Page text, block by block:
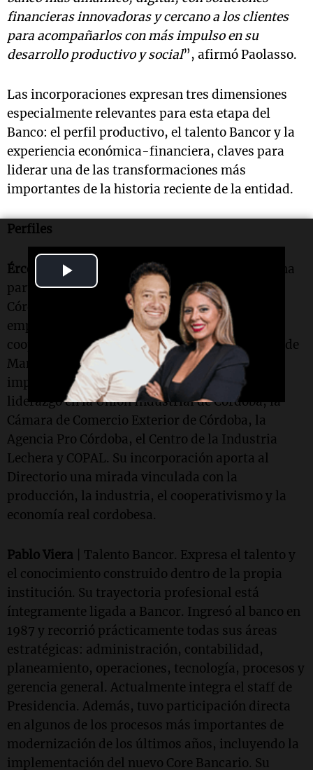
Video
financieras innovadoras y cercano a los clientes
para acompañarlos con más impulso en su
desarrollo productivo y social”, afirmó Paolasso.
Las incorporaciones expresan tres dimensiones
especialmente relevantes para esta etapa del
Banco: el perfil productivo, el talento Bancor y la
experiencia económica-financiera, claves para
liderar una de las transformaciones más
importantes de la historia reciente de la entidad.
Perfiles
Ércole Felippa
| ADN Productivo. Representa una
parte central de la identidad productiva de
Córdoba. Su trayectoria combina experiencia
empresarial, industrial, exportadora y
cooperativa. Desde hace casi tres décadas preside
Manfrey, una de las cooperativas lácteas más
importantes del país, y ocupó posiciones de
liderazgo en la Unión Industrial de Córdoba, la
Cámara de Comercio Exterior de Córdoba, la
Agencia Pro Córdoba, el Centro de la Industria
Lechera y COPAL. Su incorporación aporta al
Directorio una mirada vinculada con la
producción, la industria, el cooperativismo y la
economía real cordobesa.
Pablo Viera | Talento Bancor. Expresa el talento y
el conocimiento construido dentro de la propia
institución. Su trayectoria profesional está
íntegramente ligada a Bancor. Ingresó al banco en
1987 y recorrió prácticamente todas sus áreas
estratégicas: administración, contabilidad,
planeamiento, operaciones, tecnología, procesos y
gerencia general. Actualmente integra el staff de
Presidencia. Además, tuvo participación directa
en algunos de los procesos más importantes de
modernización de los últimos años, incluyendo la
implementación del nuevo Core Bancario. Su